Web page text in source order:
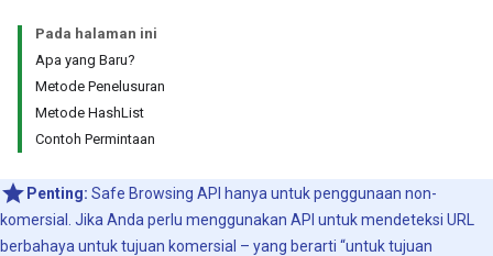
Pada halaman ini
Apa yang Baru?
Metode Penelusuran
Metode HashList
Contoh Permintaan
Penting: Safe Browsing API hanya untuk penggunaan non-
komersial. Jika Anda perlu menggunakan API untuk mendeteksi URL
berbahaya untuk tujuan komersial – yang berarti “untuk tujuan